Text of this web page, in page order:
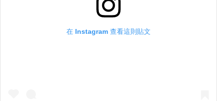
在 Instagram 查看這則貼文